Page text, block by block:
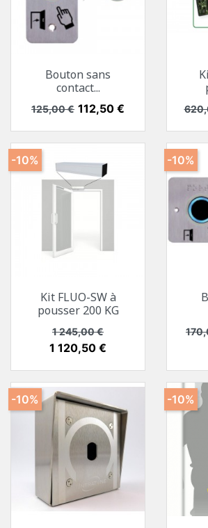
Bouton sans
contact...
Prix de base
125,00 € Prix
112,50 € Prix
Kit FLUO-SW à
pousser 200 KG
Prix de base
1 245,00 €
1 120,50 €
-10% -10%
-10% -10%